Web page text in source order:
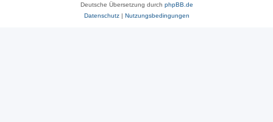
Deutsche Übersetzung durch phpBB.de
Datenschutz| Nutzungsbedingungen